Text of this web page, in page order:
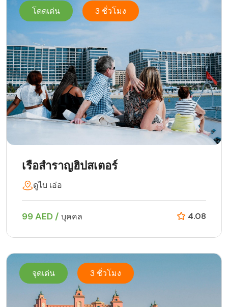
โดดเด่น 3 ชั่วโมง
เรือสำราญฮิปสเตอร์
ดูไบ เอ่อ
99 AED / บุคคล 4.08
จุดเด่น 3 ชั่วโมง